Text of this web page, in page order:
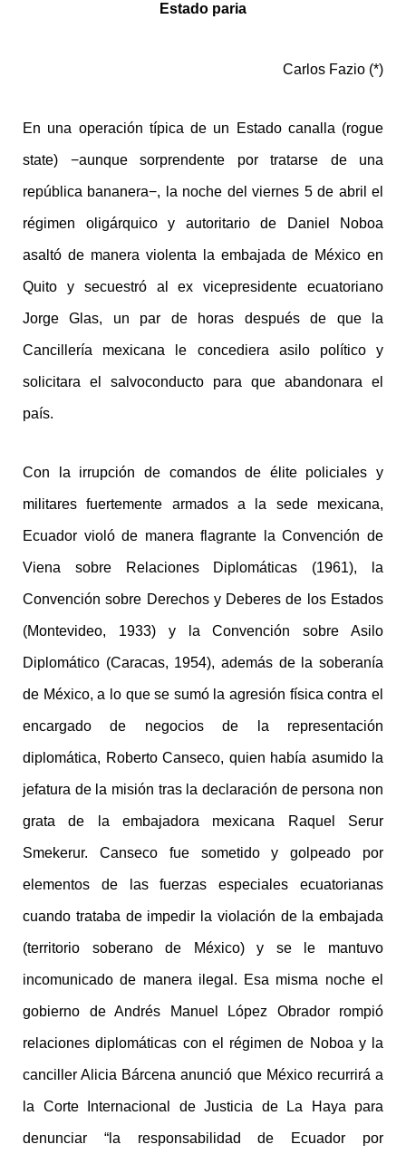
Estado paria
Carlos Fazio (*)
En una operación típica de un Estado canalla (rogue
state) −aunque sorprendente por tratarse de una
república bananera−, la noche del viernes 5 de abril el
régimen oligárquico y autoritario de Daniel Noboa
asaltó de manera violenta la embajada de México en
Quito y secuestró al ex vicepresidente ecuatoriano
Jorge Glas, un par de horas después de que la
Cancillería mexicana le concediera asilo político y
solicitara el salvoconducto para que abandonara el
país.
Con la irrupción de comandos de élite policiales y
militares fuertemente armados a la sede mexicana,
Ecuador violó de manera flagrante la Convención de
Viena sobre Relaciones Diplomáticas (1961), la
Convención sobre Derechos y Deberes de los Estados
(Montevideo, 1933) y la Convención sobre Asilo
Diplomático (Caracas, 1954), además de la soberanía
de México, a lo que se sumó la agresión física contra el
encargado de negocios de la representación
diplomática, Roberto Canseco, quien había asumido la
jefatura de la misión tras la declaración de persona non
grata de la embajadora mexicana Raquel Serur
Smekerur. Canseco fue sometido y golpeado por
elementos de las fuerzas especiales ecuatorianas
cuando trataba de impedir la violación de la embajada
(territorio soberano de México) y se le mantuvo
incomunicado de manera ilegal. Esa misma noche el
gobierno de Andrés Manuel López Obrador rompió
relaciones diplomáticas con el régimen de Noboa y la
canciller Alicia Bárcena anunció que México recurrirá a
la Corte Internacional de Justicia de La Haya para
denunciar “la responsabilidad de Ecuador por